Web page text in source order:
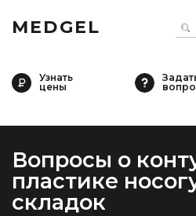
MEDGEL
Узнать
цены
Вопросы о
пластике
складок